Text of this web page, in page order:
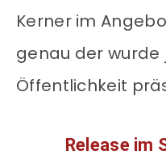
Kerner im
genau der
Öffentlichkeit
Release im